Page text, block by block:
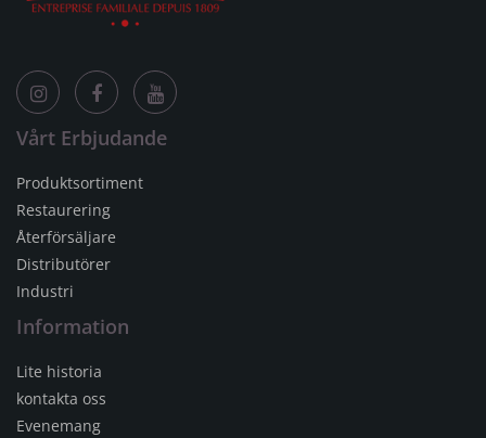
Vårt Erbjudande
Produktsortiment
Restaurering
Återförsäljare
Distributörer
Industri
Information
Lite historia
kontakta oss
Evenemang